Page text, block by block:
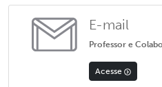
E-mail
Professor e
Acesse